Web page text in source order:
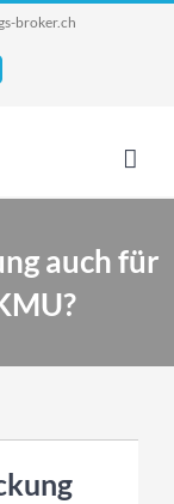
broker.ch
auch für